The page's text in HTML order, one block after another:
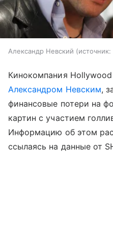
Александр Невский источник:
Кинокомпания
Александром Невским,
финансовые потери на
картин с участием
Информацию об этом
ссылаясь на данные от